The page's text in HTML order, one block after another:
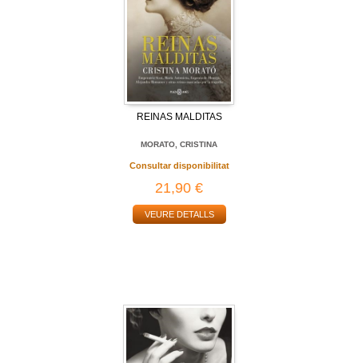
REINAS MALDITAS
MORATO, CRISTINA
Consultar disponibilitat
21,90 €
VEURE DETALLS